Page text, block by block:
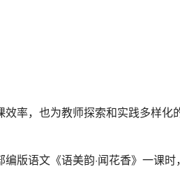
率，也为教师探索和实践多样化
版语文《语美韵·闻花香》一课